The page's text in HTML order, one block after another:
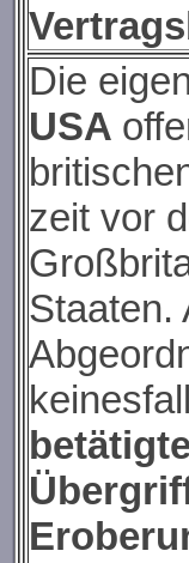
Die
USA
zeit vor
Staaten.